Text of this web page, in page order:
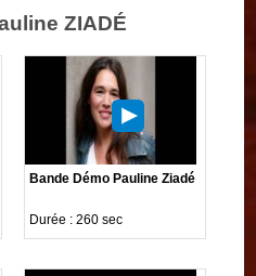
ZIADÉ
Bande Démo Pauline Ziadé
Durée : 260 sec